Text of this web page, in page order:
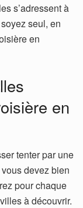
s’adressent à
seul, en
en
en
tenter par une
devez bien
pour chaque
à découvrir.